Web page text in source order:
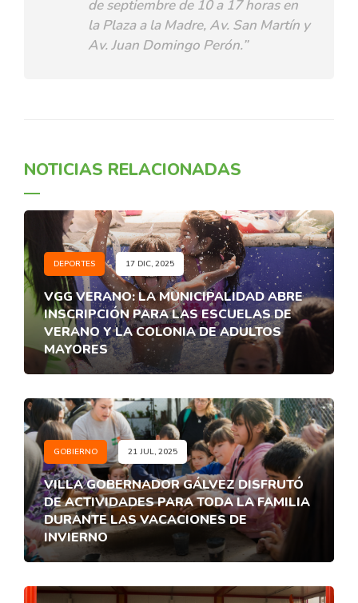
de septiembre de 10 a 17 horas en
la Plaza a la Madre, Av. San Martín y
Av. Juan Domingo Perón.”
NOTICIAS RELACIONADAS
DEPORTES 17 DIC, 2025
VGG VERANO: LA MUNICIPALIDAD ABRE
INSCRIPCIÓN PARA LAS ESCUELAS DE
VERANO Y LA COLONIA DE ADULTOS
MAYORES
GOBIERNO 21 JUL, 2025
VILLA GOBERNADOR GÁLVEZ DISFRUTÓ
DE ACTIVIDADES PARA TODA LA FAMILIA
DURANTE LAS VACACIONES DE
INVIERNO